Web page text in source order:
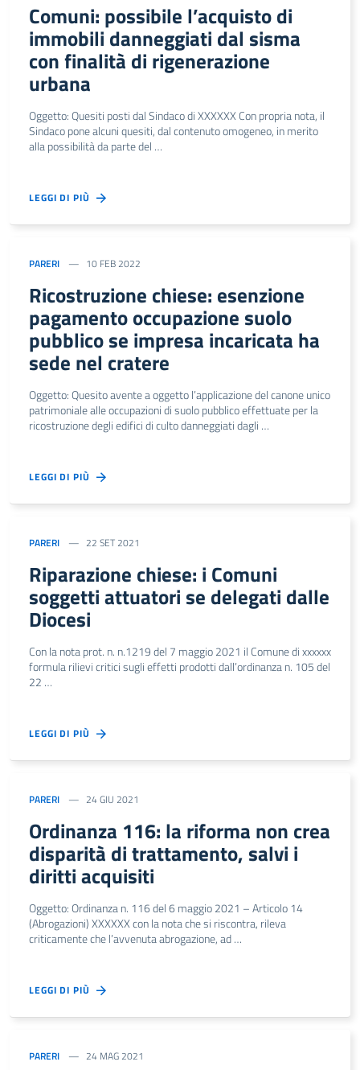
Comuni: possibile l’acquisto di
immobili danneggiati dal sisma
con finalità di rigenerazione
urbana
Oggetto: Quesiti posti dal Sindaco di XXXXXX Con propria nota, il
Sindaco pone alcuni quesiti, dal contenuto omogeneo, in merito
alla possibilità da parte del …
LEGGI DI PIÙ
PARERI 10 FEB 2022
Ricostruzione chiese: esenzione
pagamento occupazione suolo
pubblico se impresa incaricata ha
sede nel cratere
Oggetto: Quesito avente a oggetto l’applicazione del canone unico
patrimoniale alle occupazioni di suolo pubblico effettuate per la
ricostruzione degli edifici di culto danneggiati dagli …
LEGGI DI PIÙ
PARERI 22 SET 2021
Riparazione chiese: i Comuni
soggetti attuatori se delegati dalle
Diocesi
Con la nota prot. n. n.1219 del 7 maggio 2021 il Comune di xxxxxx
formula rilievi critici sugli effetti prodotti dall’ordinanza n. 105 del
22 …
LEGGI DI PIÙ
PARERI 24 GIU 2021
Ordinanza 116: la riforma non crea
disparità di trattamento, salvi i
diritti acquisiti
Oggetto: Ordinanza n. 116 del 6 maggio 2021 – Articolo 14
(Abrogazioni) XXXXXX con la nota che si riscontra, rileva
criticamente che l’avvenuta abrogazione, ad …
LEGGI DI PIÙ
PARERI 24 MAG 2021